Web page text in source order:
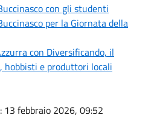
con gli studenti
per la Giornata della
con Diversificando, il
hobbisti e produttori locali
: 13 febbraio 2026, 09:52